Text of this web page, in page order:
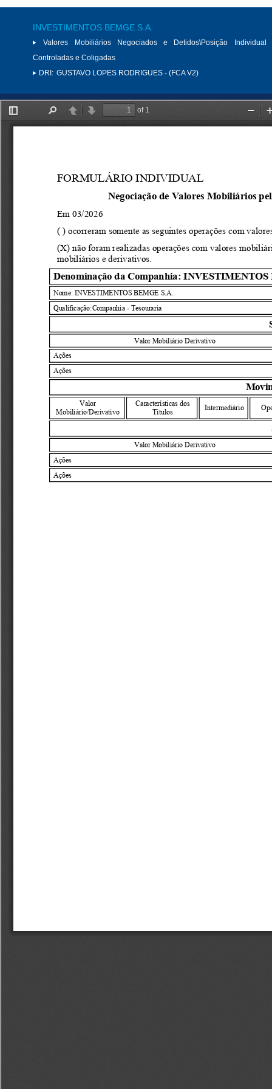
INVESTIMENTOS BEMGE S.A.
Valores Mobiliários Negociados e Detidos\Posição
Controladas e Coligadas
DRI: GUSTAVO LOPES RODRIGUES - (FCA V2)